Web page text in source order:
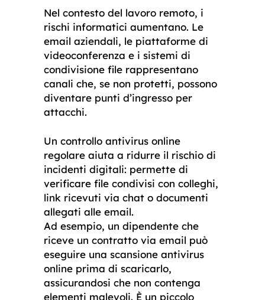
Nel contesto del lavoro remoto, i
rischi informatici aumentano. Le
email aziendali, le piattaforme di
videoconferenza e i sistemi di
condivisione file rappresentano
canali che, se non protetti, possono
diventare punti d’ingresso per
attacchi.
Un controllo antivirus online
regolare aiuta a ridurre il rischio di
incidenti digitali: permette di
verificare file condivisi con colleghi,
link ricevuti via chat o documenti
allegati alle email.
Ad esempio, un dipendente che
riceve un contratto via email può
eseguire una scansione antivirus
online prima di scaricarlo,
assicurandosi che non contenga
elementi malevoli. È un piccolo